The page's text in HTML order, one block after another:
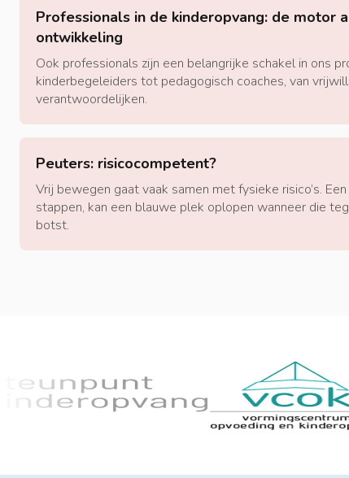
Professionals in de kinderopvang: de motor
ontwikkeling
Ook professionals zijn een belangrijke schakel in ons
kinderbegeleiders tot pedagogisch coaches, van
verantwoordelijken.
Peuters: risicocompetent?
Vrij bewegen gaat vaak samen met fysieke risico’s.
stappen, kan een blauwe plek oplopen wanneer die
botst.